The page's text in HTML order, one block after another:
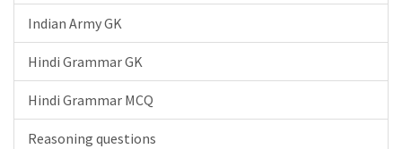
Indian Army GK
Hindi Grammar GK
Hindi Grammar MCQ
Reasoning questions